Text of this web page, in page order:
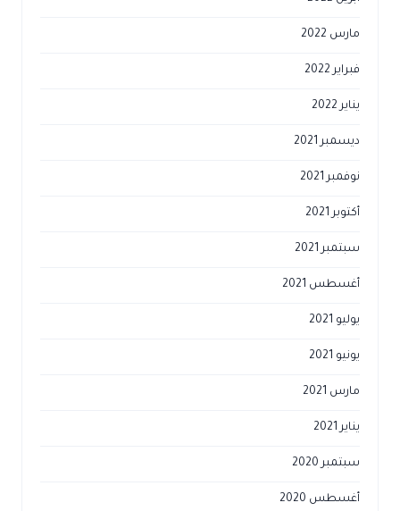
مارس 2022
فبراير 2022
يناير 2022
ديسمبر 2021
نوفمبر 2021
أكتوبر 2021
سبتمبر 2021
أغسطس 2021
يوليو 2021
يونيو 2021
مارس 2021
يناير 2021
سبتمبر 2020
أغسطس 2020